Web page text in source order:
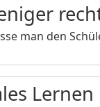
man den